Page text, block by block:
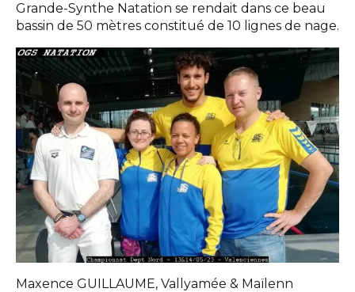
Grande-Synthe Natation se rendait dans ce beau
bassin de 50 mètres constitué de 10 lignes de nage.
Maxence GUILLAUME, Vallyamée & Maïlenn